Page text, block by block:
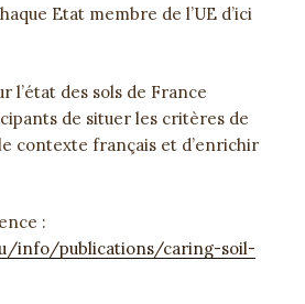
Etat membre de l’UE d’ici
l’état des sols de France
de situer les critères de
contexte français et d’enrichir
:
info/publications/caring-soil-